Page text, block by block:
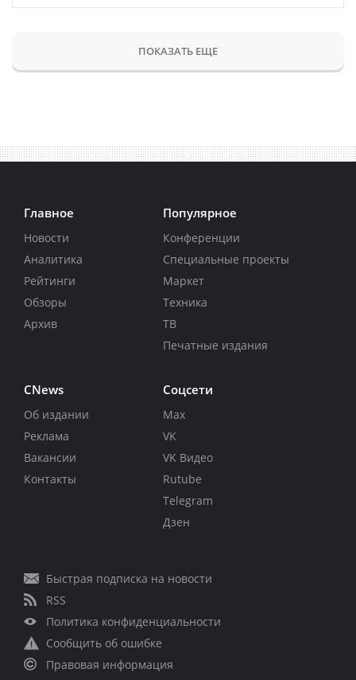
ПОКАЗАТЬ ЕЩЕ
Главное
Новости
Аналитика
Рейтинги
Обзоры
Архив
Популярное
Конференции
Специальные проекты
Маркет
Техника
ТВ
Печатные издания
CNews
Об издании
Реклама
Вакансии
Контакты
Соцсети
Max
VK
VK Видео
Rutube
Telegram
Дзен
Быстрая подписка на новости
RSS
Политика конфиденциальности
Сообщить об ошибке
Правовая информация